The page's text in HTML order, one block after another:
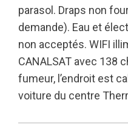
parasol. Draps non
demande). Eau et
non acceptés. WIFI
CANALSAT avec 138
fumeur, l’endroit est
voiture du centre